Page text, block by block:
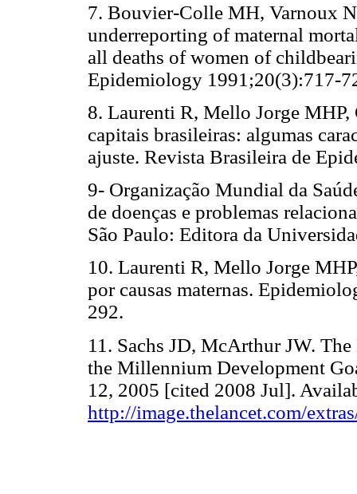
7. Bouvier-Colle MH, Varnoux
underreporting of maternal
all deaths of women of
Epidemiology 1991;20(3):717-
8. Laurenti R, Mello Jorge
capitais brasileiras: algumas
ajuste. Revista Brasileira de
9- Organização Mundial da
de doenças e problemas
São Paulo: Editora da
10. Laurenti R, Mello Jorge
por causas maternas.
292.
11. Sachs JD, McArthur JW.
the Millennium Development
12, 2005 [cited 2008 Jul].
http://image.thelancet.com/